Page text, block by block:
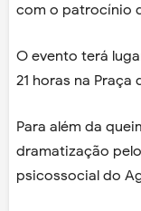
com o patrocínio
O evento terá
21 horas na Praça
Para além da
dramatização
psicossocial do